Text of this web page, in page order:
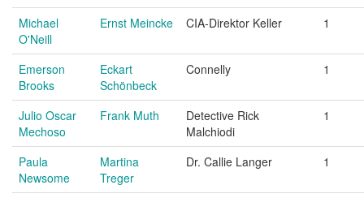
Michael
O'Neill
Ernst Meincke CIA-Direktor Keller 1
Emerson
Brooks
Eckart
Schönbeck
Connelly 1
Julio Oscar
Mechoso
Frank Muth
Detective Rick
Malchiodi
1
Paula
Newsome
Martina
Treger
Dr. Callie Langer 1